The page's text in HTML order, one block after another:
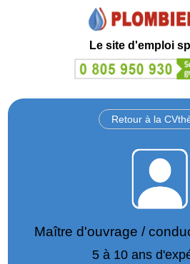
Le site d'emploi
Retour à la
Maître d'ouvrage /
5 à 10 ans